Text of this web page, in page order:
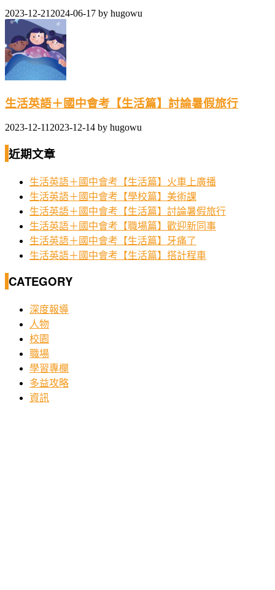
2023-12-21 2024-06-17 by hugowu
生活英語＋國中會考【生活篇】討論暑假旅行
2023-12-11 2023-12-14 by hugowu
近期文章
生活英語＋國中會考【生活篇】火車上廣播
生活英語＋國中會考【學校篇】美術課
生活英語＋國中會考【生活篇】討論暑假旅行
生活英語＋國中會考【職場篇】歡迎新同事
生活英語＋國中會考【生活篇】牙痛了
生活英語＋國中會考【生活篇】搭計程車
CATEGORY
深度報導
人物
校園
職場
學習專欄
多益攻略
資訊